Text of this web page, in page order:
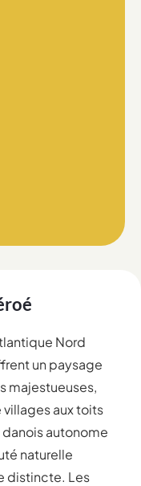
Nord
un paysage
majestueuses,
aux toits
autonome
naturelle
distincte. Les